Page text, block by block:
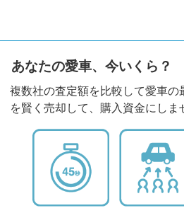
あなたの愛車、今いくら？
複数社の査定額を比較して愛車の
を賢く売却して、購入資金にしま